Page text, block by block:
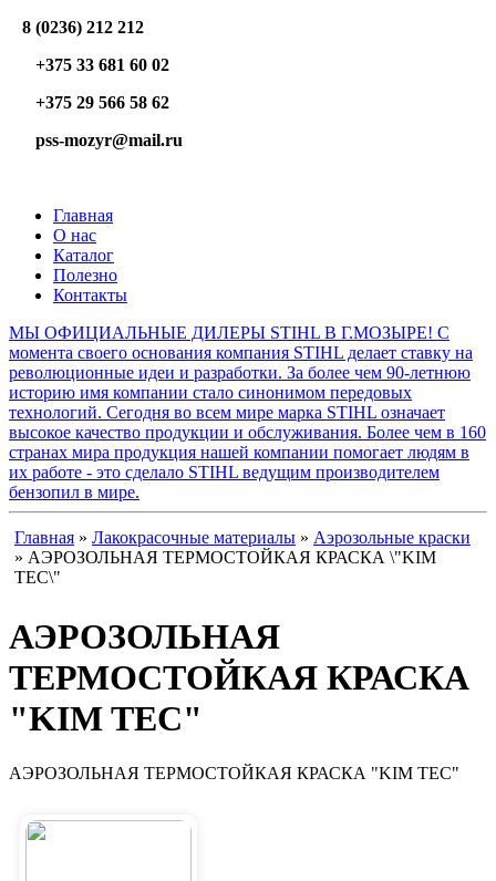
8 (0236) 212 212
+375 33 681 60 02
+375 29 566 58 62
pss-mozyr@mail.ru
Главная
О нас
Каталог
Полезно
Контакты
МЫ ОФИЦИАЛЬНЫЕ ДИЛЕРЫ STIHL В Г.МОЗЫРЕ! С
момента своего основания компания STIHL делает ставку на
революционные идеи и разработки. За более чем 90-летнюю
историю имя компании стало синонимом передовых
технологий. Сегодня во всем мире марка STIHL означает
высокое качество продукции и обслуживания. Более чем в 160
странах мира продукция нашей компании помогает людям в
их работе - это сделало STIHL ведущим производителем
бензопил в мире.
Главная » Лакокрасочные материалы » Аэрозольные краски
» АЭРОЗОЛЬНАЯ ТЕРМОСТОЙКАЯ КРАСКА \"KIM
TEC\"
АЭРОЗОЛЬНАЯ
ТЕРМОСТОЙКАЯ КРАСКА
"KIM TEC"
АЭРОЗОЛЬНАЯ ТЕРМОСТОЙКАЯ КРАСКА "KIM TEC"